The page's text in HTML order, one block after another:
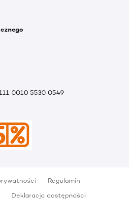
0010 5530 0549
Regulamin
Deklaracja dostępności